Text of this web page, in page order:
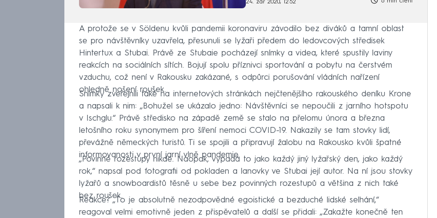
24. zář 2020, 12:52
A protože se v Söldenu kvůli pandemii koronaviru závodilo bez diváků a tamní oblast
se pro návštěvníky uzavřela, přesunuli se lyžaři předem do ledovcových středisek
Hintertux a Stubai. Právě ze Stubaie pocházejí snímky a videa, které spustily laviny
reakcích na sociálních sítích. Bojují spolu příznivci sportování a pobytu na čerstvém
vzduchu, což není v Rakousku zakázané, s odpůrci porušování vládních nařízení
ohledně nošení roušek.
Snímky zveřejnili také na internetových stránkách nejčtenějšího rakouského deníku Krone
a napsali k nim: „Bohužel se ukázalo jedno: Návštěvníci se nepoučili z jarního hotspotu
v Ischglu.“ Právě středisko na západě země se stalo na přelomu února a března
letošního roku synonymem pro šíření nemoci COVID-19. Nakazily se tam stovky lidí,
převážně německých turistů. Ti se spojili a připravují žalobu na Rakousko kvůli špatné
informovanosti v první jarní vlně pandemie.
„Povinné rozestupy nikde. Naopak, vypadá to jako každý jiný lyžařský den, jako každý
rok,“ napsal pod fotografii od pokladen a lanovky ve Stubai její autor. Na ní jsou stovky
lyžařů a snowboardistů těsně u sebe bez povinných rozestupů a většina z nich také
bez roušek.
Reakce? „To je absolutně nezodpovědné egoistické a bezduché lidské selhání,“
reagoval velmi emotivně jeden z přispěvatelů a další se přidali: „Zakažte konečně ten